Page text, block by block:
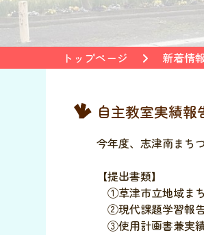
トップページ 新着情
自主教室実績報
今年度、志津南まち
【提出書類】
①草津市立地域まち
②現代課題学習報告
③使用計画書兼実